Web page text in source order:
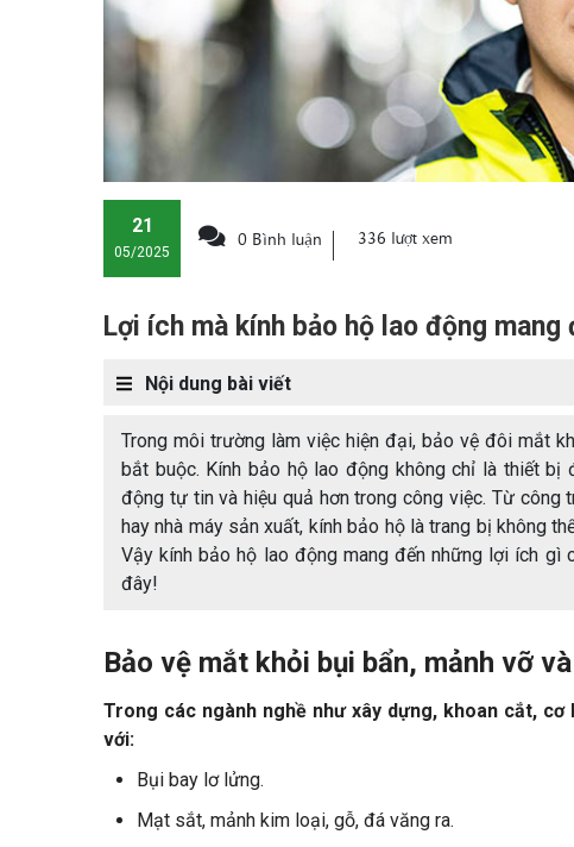
21
05/2025
0 Bình luận 336 lượt xem
Lợi ích mà kính bảo hộ lao động
Nội dung bài viết
Trong môi trường làm việc hiện đại, bảo vệ đôi mắt
bắt buộc. Kính bảo hộ lao động không chỉ là thiết
động tự tin và hiệu quả hơn trong công việc. Từ
hay nhà máy sản xuất, kính bảo hộ là trang bị không
Vậy kính bảo hộ lao động mang đến những lợi ích
đây!
Bảo vệ mắt khỏi bụi bẩn, mảnh vỡ
Trong các ngành nghề như xây dựng, khoan cắt,
với:
Bụi bay lơ lửng.
Mạt sắt, mảnh kim loại, gỗ, đá văng ra.